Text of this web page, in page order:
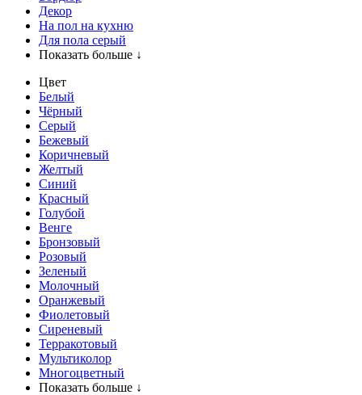
Декор
На пол на кухню
Для пола серый
Показать больше ↓
Цвет
Белый
Чёрный
Серый
Бежевый
Коричневый
Желтый
Синий
Красный
Голубой
Венге
Бронзовый
Розовый
Зеленый
Молочный
Оранжевый
Фиолетовый
Сиреневый
Терракотовый
Мультиколор
Многоцветный
Показать больше ↓